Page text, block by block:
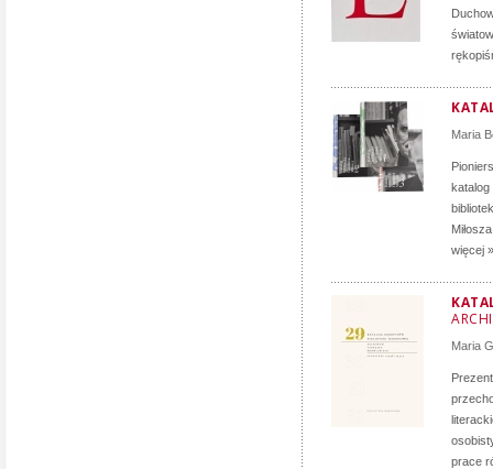
Maria
katalog
więcej »
Maria
prace